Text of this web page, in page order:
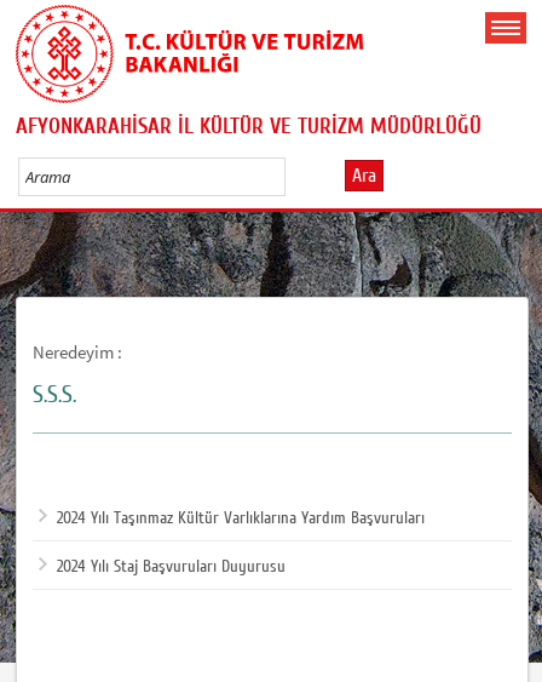
AFYONKARAHİSAR İL KÜLTÜR VE TURİZM MÜDÜRLÜĞÜ
Ara
Neredeyim :
S.S.S.
2024 Yılı Taşınmaz Kültür Varlıklarına Yardım Başvuruları
2024 Yılı Staj Başvuruları Duyurusu